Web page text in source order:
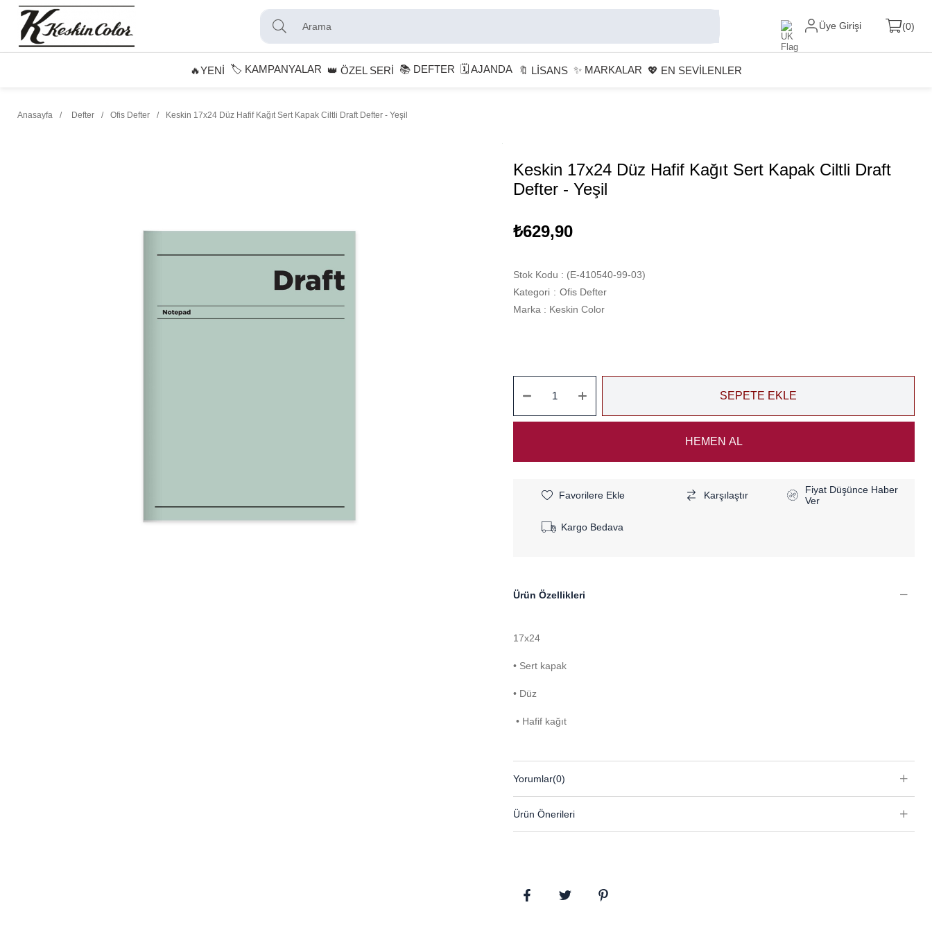
Üye Girişi 0
🔥YENİ 🏷️ KAMPANYALAR 👑 ÖZEL SERİ 📚 DEFTER 🗓 AJANDA 🔖 LİSANS ✨ MARKALAR 💖 EN SEVİLENLER
Anasayfa Defter Ofis Defter Keskin 17x24 Düz Hafif Kağıt Sert Kapak Ciltli Draft Defter - Yeşil
Keskin 17x24 Düz Hafif Kağıt Sert Kapak Ciltli Draft
Defter - Yeşil
₺629,90
Stok Kodu
(E-410540-99-03)
Kategori : Ofis Defter
Marka : Keskin Color
Favorilere Ekle Karşılaştır
Fiyat Düşünce Haber
Ver
Kargo Bedava
Ürün Özellikleri
17x24
• Sert kapak
• Düz
• Hafif kağıt
Yorumlar(0)
Ürün Önerileri